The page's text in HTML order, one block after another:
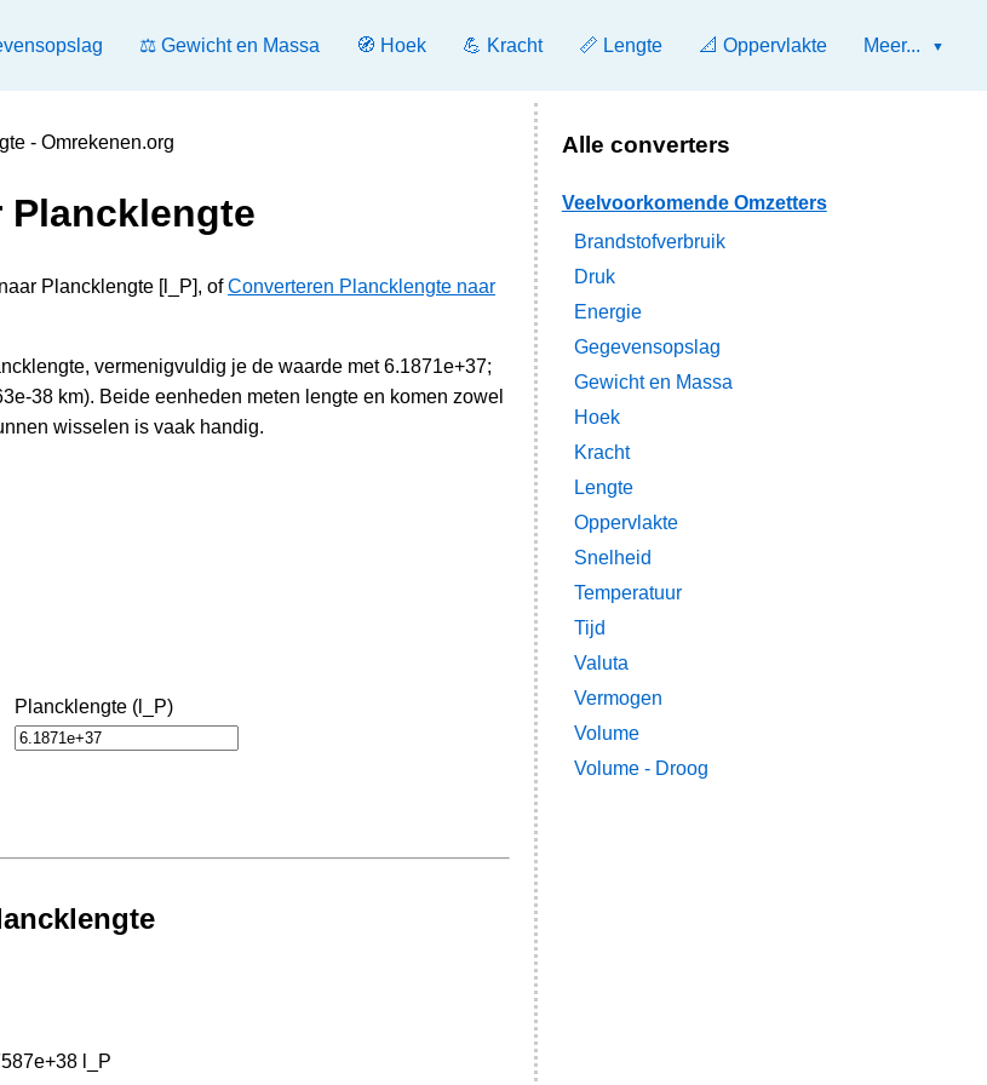
⚖️ Gewicht en Massa 🧭 Hoek 💪 Kracht 📏 Lengte 📐 Oppervlakte Meer...
- Omrekenen.org
Plancklengte
Plancklengte [l_P], ofConverteren Plancklengte naar
vermenigvuldig je de waarde met 6.1871e+37;
38 km). Beide eenheden meten lengte en komen zowel
wisselen is vaak handig.
Plancklengte (l_P)
l_P
Alle converters
Veelvoorkomende Omzetters
Brandstofverbruik
Druk
Energie
Gegevensopslag
Gewicht en Massa
Hoek
Kracht
Lengte
Oppervlakte
Snelheid
Temperatuur
Tijd
Valuta
Vermogen
Volume
Volume - Droog